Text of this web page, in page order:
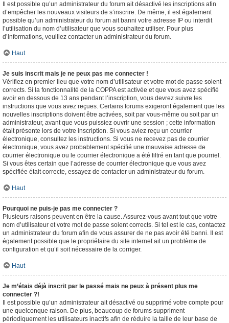
Il est possible qu’un administrateur du forum ait désactivé les inscriptions afin
d’empêcher les nouveaux visiteurs de s’inscrire. De même, il est également
possible qu’un administrateur du forum ait banni votre adresse IP ou interdit
l’utilisation du nom d’utilisateur que vous souhaitez utiliser. Pour plus
d’informations, veuillez contacter un administrateur du forum.
Haut
Je suis inscrit mais je ne peux pas me connecter !
Vérifiez en premier lieu que votre nom d’utilisateur et votre mot de passe soient
corrects. Si la fonctionnalité de la COPPA est activée et que vous avez spécifié
avoir en dessous de 13 ans pendant l’inscription, vous devrez suivre les
instructions que vous avez reçues. Certains forums exigeront également que les
nouvelles inscriptions doivent être activées, soit par vous-même ou soit par un
administrateur, avant que vous puissiez ouvrir une session ; cette information
était présente lors de votre inscription. Si vous aviez reçu un courrier
électronique, consultez les instructions. Si vous ne recevez pas de courrier
électronique, vous avez probablement spécifié une mauvaise adresse de
courrier électronique ou le courrier électronique a été filtré en tant que pourriel.
Si vous êtes certain que l’adresse de courrier électronique que vous avez
spécifiée était correcte, essayez de contacter un administrateur du forum.
Haut
Pourquoi ne puis-je pas me connecter ?
Plusieurs raisons peuvent en être la cause. Assurez-vous avant tout que votre
nom d’utilisateur et votre mot de passe soient corrects. Si tel est le cas, contactez
un administrateur du forum afin de vous assurer de ne pas avoir été banni. Il est
également possible que le propriétaire du site internet ait un problème de
configuration et qu’il soit nécessaire de la corriger.
Haut
Je m’étais déjà inscrit par le passé mais ne peux à présent plus me
connecter ?!
Il est possible qu’un administrateur ait désactivé ou supprimé votre compte pour
une quelconque raison. De plus, beaucoup de forums suppriment
périodiquement les utilisateurs inactifs afin de réduire la taille de leur base de